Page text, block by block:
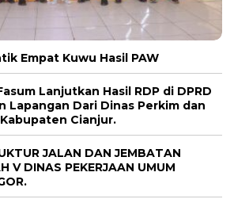
Empat Kuwu Hasil PAW
Lanjutkan Hasil RDP di DPRD
Lapangan Dari Dinas Perkim dan
Kabupaten Cianjur.
JALAN DAN JEMBATAN
V DINAS PEKERJAAN UMUM